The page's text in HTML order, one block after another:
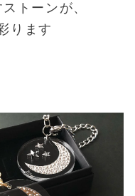
トーンが、
ります